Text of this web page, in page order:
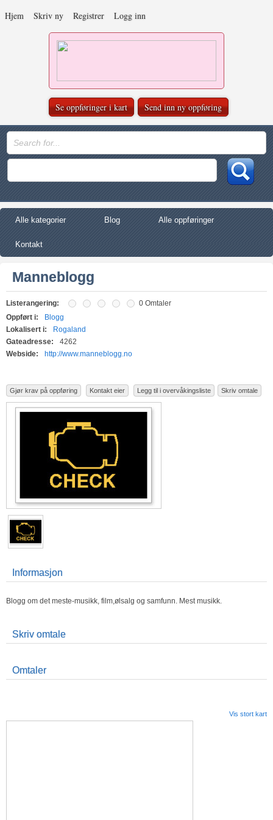
Hjem Skriv ny Registrer Logg inn
Se oppføringer i kart Send inn ny oppføring
Alle kategorier Blog Alle oppføringer
Kontakt
Manneblogg
Listerangering:
0 Omtaler
Oppført i:
Blogg
Lokalisert i:
Rogaland
Gateadresse:
4262
Webside:
http://www.manneblogg.no
Gjør krav på oppføring Kontakt eier Legg til i overvåkingsliste Skriv omtale
Informasjon
Blogg om det meste-musikk, film,ølsalg og samfunn. Mest musikk.
Skriv omtale
Omtaler
Vis stort kart